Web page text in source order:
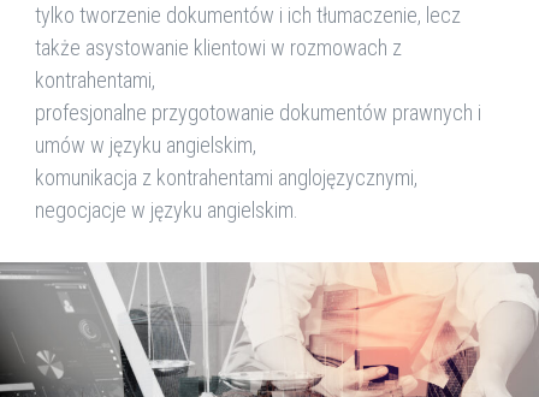
tylko tworzenie dokumentów i ich tłumaczenie, lecz
także asystowanie klientowi w rozmowach z
kontrahentami,
profesjonalne przygotowanie dokumentów prawnych i
umów w języku angielskim,
komunikacja z kontrahentami anglojęzycznymi,
negocjacje w języku angielskim.